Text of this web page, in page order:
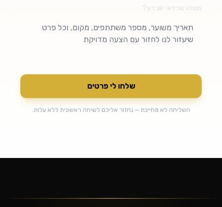
משהו שכדאי שנדע?
שלחו לי פרטים
השליחה לא מחייבת — נחזור אליכם לשיחה ראשונית ללא עלות.